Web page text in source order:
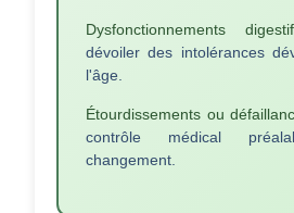
Dysfonctionnements
dévoiler des intolérances
l'âge.
Étourdissements ou
contrôle médical
changement.